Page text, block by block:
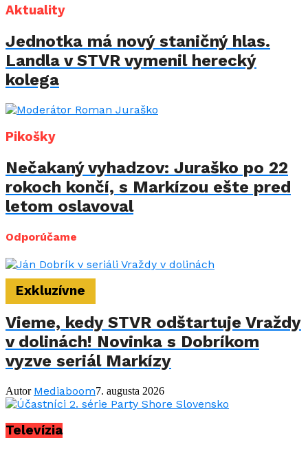
Aktuality
Jednotka má nový staničný hlas.
Landla v STVR vymenil herecký
kolega
Pikošky
Nečakaný vyhadzov: Juraško po 22
rokoch končí, s Markízou ešte pred
letom oslavoval
Odporúčame
Exkluzívne
Vieme, kedy STVR odštartuje Vraždy
v dolinách! Novinka s Dobríkom
vyzve seriál Markízy
Autor Mediaboom7. augusta 2026
Televízia